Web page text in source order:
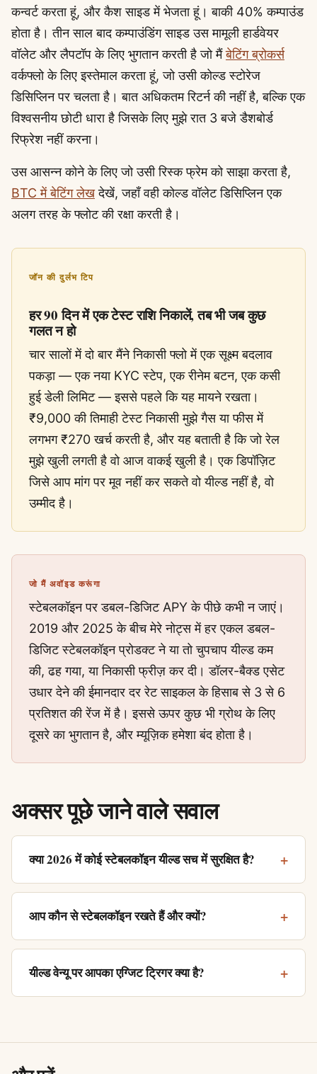
कन्वर्ट करता हूं, और कैश साइड में भेजता हूं। बाकी 40% कम्पाउंड
होता है। तीन साल बाद कम्पाउंडिंग साइड उस मामूली हार्डवेयर
वॉलेट और लैपटॉप के लिए भुगतान करती है जो मैंबेटिंग ब्रोकर्स
वर्कफ्लो के लिए इस्तेमाल करता हूं, जो उसी कोल्ड स्टोरेज
डिसिप्लिन पर चलता है। बात अधिकतम रिटर्न की नहीं है, बल्कि एक
विश्वसनीय छोटी धारा है जिसके लिए मुझे रात 3 बजे डैशबोर्ड
रिफ्रेश नहीं करना।
उस आसन्न कोने के लिए जो उसी रिस्क फ्रेम को साझा करता है,
BTC में बेटिंग लेखदेखें, जहाँ वही कोल्ड वॉलेट डिसिप्लिन एक
अलग तरह के फ्लोट की रक्षा करती है।
जॉन की दुर्लभ टिप
हर 90 दिन में एक टेस्ट राशि निकालें, तब भी जब कुछ
गलत न हो
चार सालों में दो बार मैंने निकासी फ्लो में एक सूक्ष्म बदलाव
पकड़ा — एक नया KYC स्टेप, एक रीनेम बटन, एक कसी
हुई डेली लिमिट — इससे पहले कि यह मायने रखता।
₹9,000 की तिमाही टेस्ट निकासी मुझे गैस या फीस में
लगभग ₹270 खर्च करती है, और यह बताती है कि जो रेल
मुझे खुली लगती है वो आज वाकई खुली है। एक डिपॉज़िट
जिसे आप मांग पर मूव नहीं कर सकते वो यील्ड नहीं है, वो
उम्मीद है।
जो मैं अवॉइड करूंगा
स्टेबलकॉइन पर डबल-डिजिट APY के पीछे कभी न जाएं।
2019 और 2025 के बीच मेरे नोट्स में हर एकल डबल-
डिजिट स्टेबलकॉइन प्रोडक्ट ने या तो चुपचाप यील्ड कम
की, ढह गया, या निकासी फ्रीज़ कर दी। डॉलर-बैक्ड एसेट
उधार देने की ईमानदार दर रेट साइकल के हिसाब से 3 से 6
प्रतिशत की रेंज में है। इससे ऊपर कुछ भी ग्रोथ के लिए
दूसरे का भुगतान है, और म्यूज़िक हमेशा बंद होता है।
अक्सर पूछे जाने वाले सवाल
क्या 2026 में कोई स्टेबलकॉइन यील्ड सच में सुरक्षित है?
आप कौन से स्टेबलकॉइन रखते हैं और क्यों?
यील्ड वेन्यू पर आपका एग्जिट ट्रिगर क्या है?